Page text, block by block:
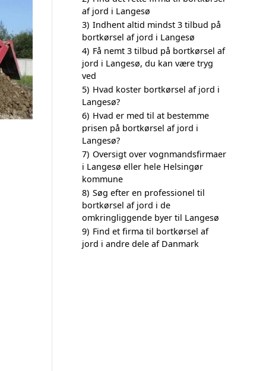
af jord i Langesø
3) Indhent altid mindst 3 tilbud på
bortkørsel af jord i Langesø
4) Få nemt 3 tilbud på bortkørsel af
jord i Langesø, du kan være tryg
ved
5) Hvad koster bortkørsel af jord i
Langesø?
6) Hvad er med til at bestemme
prisen på bortkørsel af jord i
Langesø?
7) Oversigt over vognmandsfirmaer
i Langesø eller hele Helsingør
kommune
8) Søg efter en professionel til
bortkørsel af jord i de
omkringliggende byer til Langesø
9) Find et firma til bortkørsel af
jord i andre dele af Danmark